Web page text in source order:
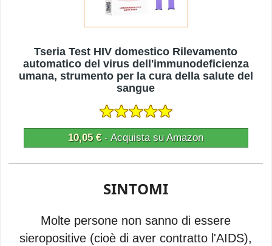
Tseria Test HIV domestico Rilevamento
automatico del virus dell'immunodeficienza
umana, strumento per la cura della salute del
sangue
10,05 €- Acquista su Amazon
SINTOMI
Molte persone non sanno di essere
sieropositive (cioè di aver contratto l'AIDS),